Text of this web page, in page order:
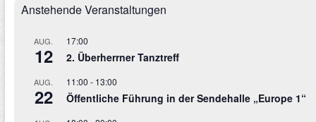
Anstehende Veranstaltungen
AUG.
12
17:00
2. Überherrner Tanztreff
AUG.
22
11:00 - 13:00
Öffentliche Führung in der Sendehalle „Europe 1“